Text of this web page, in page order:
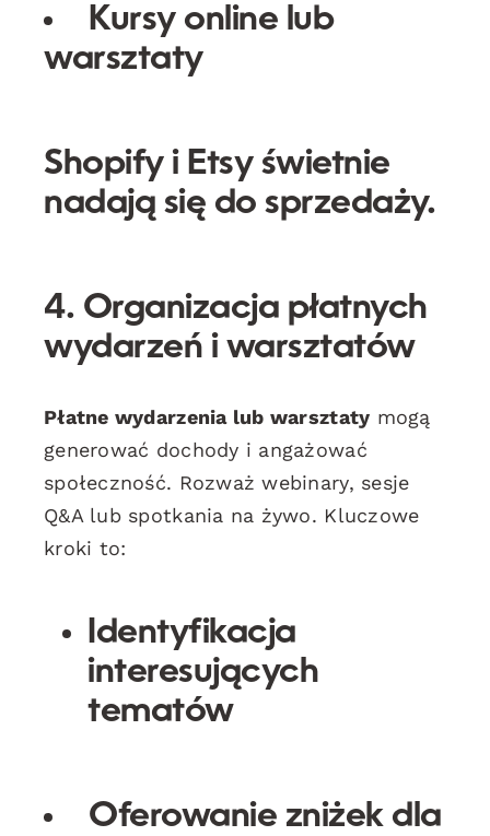
Kursy online lub
warsztaty
Shopify i Etsy świetnie
nadają się do sprzedaży.
4. Organizacja płatnych
wydarzeń i warsztatów
Płatne wydarzenia lub warsztaty mogą
generować dochody i angażować
społeczność. Rozważ webinary, sesje
Q&A lub spotkania na żywo. Kluczowe
kroki to:
Identyfikacja
interesujących
tematów
Oferowanie zniżek dla